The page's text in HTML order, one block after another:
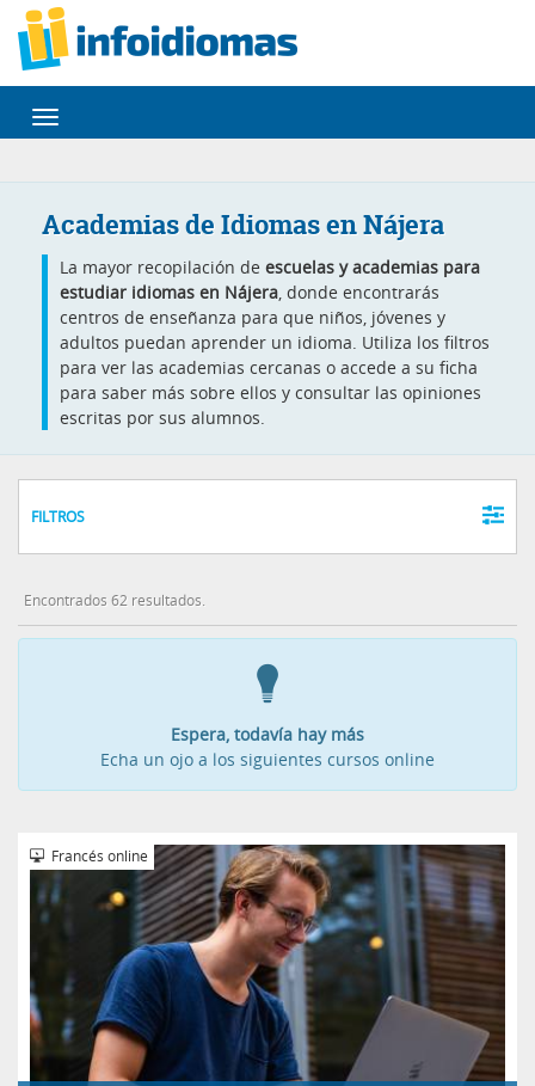
Desplegar
navegación
Academias de Idiomas en Nájera
La mayor recopilación de escuelas y academias para
estudiar idiomas en Nájera, donde encontrarás
centros de enseñanza para que niños, jóvenes y
adultos puedan aprender un idioma. Utiliza los filtros
para ver las academias cercanas o accede a su ficha
para saber más sobre ellos y consultar las opiniones
escritas por sus alumnos.
FILTROS
Encontrados 62 resultados.
Espera, todavía hay más
Echa un ojo a los siguientes cursos online
Francés online